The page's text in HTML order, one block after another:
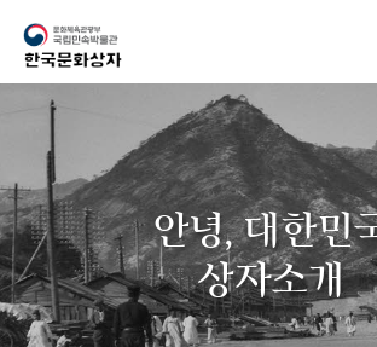
안녕, 대한민
상자소개